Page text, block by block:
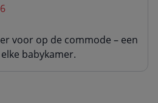
voor op de commode – een
babykamer.